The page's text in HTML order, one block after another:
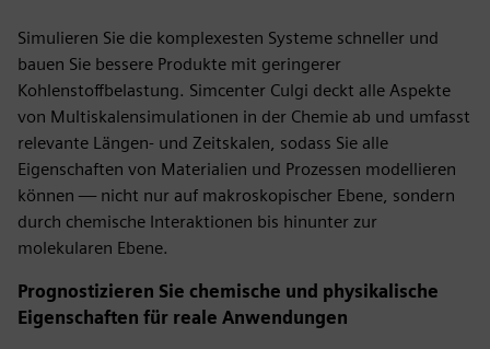
Simulieren Sie die komplexesten Systeme schneller und
bauen Sie bessere Produkte mit geringerer
Kohlenstoffbelastung. Simcenter Culgi deckt alle Aspekte
von Multiskalensimulationen in der Chemie ab und umfasst
relevante Längen- und Zeitskalen, sodass Sie alle
Eigenschaften von Materialien und Prozessen modellieren
können — nicht nur auf makroskopischer Ebene, sondern
durch chemische Interaktionen bis hinunter zur
molekularen Ebene.
Prognostizieren Sie chemische und physikalische
Eigenschaften für reale Anwendungen